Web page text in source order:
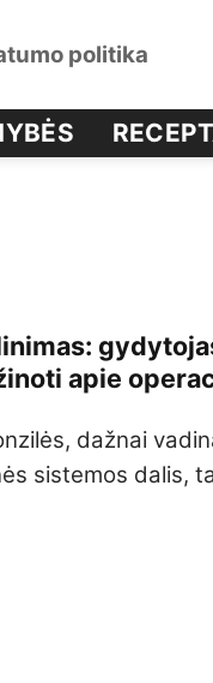
politika
apie
dažnai
sistemos dalis,